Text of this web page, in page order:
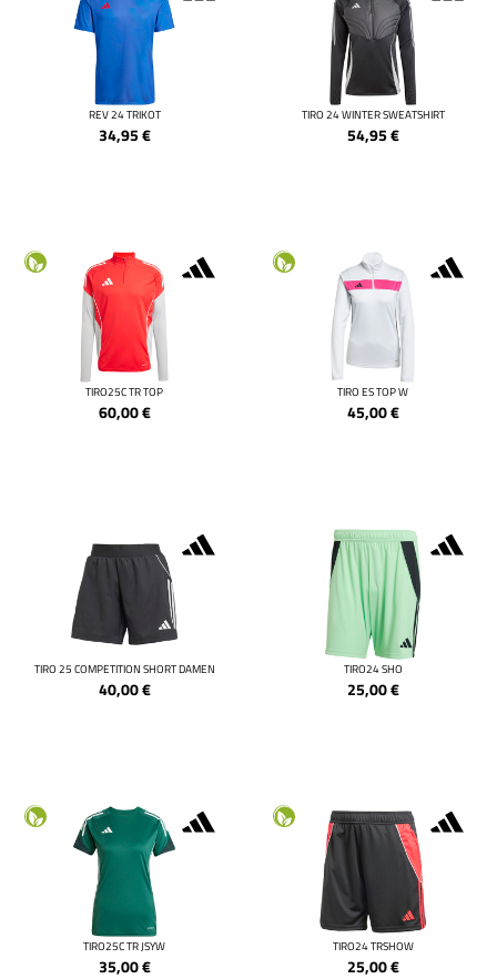
REV 24 TRIKOT
34,95€
TIRO 24 WINTER SWEATSHIRT
54,95€
TIRO25C TR TOP
60,00€
TIRO ES TOP W
45,00€
TIRO 25 COMPETITION SHORT DAMEN
40,00€
TIRO24 SHO
25,00€
TIRO25C TR JSYW
35,00€
TIRO24 TRSHOW
25,00€